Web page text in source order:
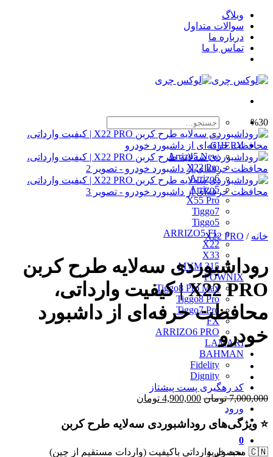
Skip
content
وبلاگ
سوالات متداول
درباره ما
تماس با ما
جستجو
برای:
CHERY
Arrizo5 New
X22 Pro
Arrizo6
Arrizo5
X55 Pro
Tiggo7
Tiggo5
ARRIZO5 FL
X22
X33
MVM 315
FOWNIX
Tiggo8 Pro Max
Tiggo8 Pro
Tiggo7 Pro
FX
ARRIZO6 PRO
LAMARI
BAHMAN
Fidelity
Dignity
کد رهگیری پست پیشتاز
ورود
0
سبد خرید
%30
خانه /
X22 PRO
روداشبوردی سه‌لایه طرح کربن
X22 PRO | کیفیت وارداتی،
محافظت حرفه‌ای از داشبورد
خودرو
7,000,000 تومان قیمت
7,000,000 تومان
بود.
4,900,000 تومان
4,900,000 تومان
است.
⭐ ویژگی‌های روداشبوردی سه‌لایه طرح کربن
🇨🇳 محصول وارداتی باکیفیت (واردات مستقیم از چین)